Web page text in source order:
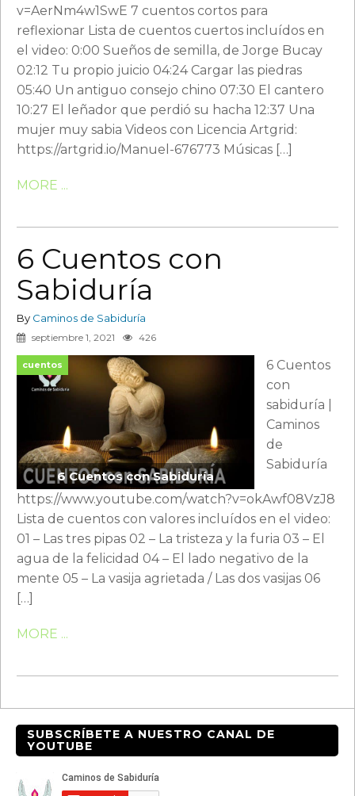
v=AerNm4w1SwE 7 cuentos cortos para
reflexionar Lista de cuentos cuertos incluídos en
el video: 0:00 Sueños de semilla, de Jorge Bucay
02:12 Tu propio juicio 04:24 Cargar las piedras
05:40 Un antiguo consejo chino 07:30 El cantero
10:27 El leñador que perdió su hacha 12:37 Una
mujer muy sabia Videos con Licencia Artgrid:
https://artgrid.io/Manuel-676773 Músicas […]
MORE ...
6 Cuentos con
Sabiduría
By Caminos de Sabiduría
septiembre 1, 2021 426
cuentos
6 Cuentos con Sabiduría
6 Cuentos
con
sabiduría |
Caminos
de
Sabiduría
https://www.youtube.com/watch?v=okAwf08VzJ8
Lista de cuentos con valores incluídos en el video:
01 – Las tres pipas 02 – La tristeza y la furia 03 – El
agua de la felicidad 04 – El lado negativo de la
mente 05 – La vasija agrietada / Las dos vasijas 06
[…]
MORE ...
SUBSCRÍBETE A NUESTRO CANAL DE
YOUTUBE